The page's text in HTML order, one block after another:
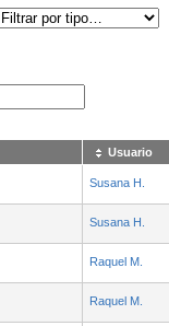
Usuario
Susana H.
Susana H.
Raquel M.
Raquel M.